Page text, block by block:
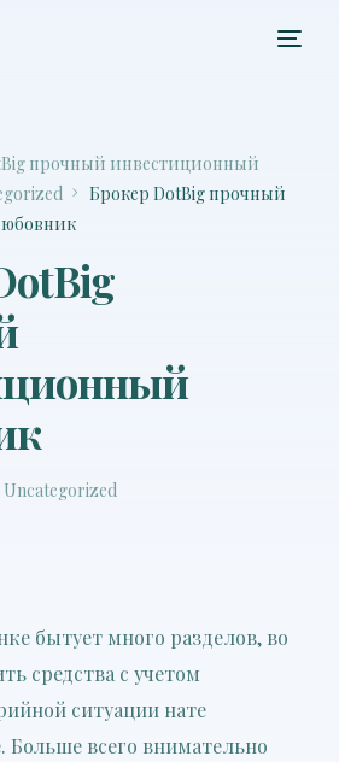
прочный инвестиционный
Брокер DotBig прочный
Uncategorized
бытует много разделов, во
средства с учетом
ситуации нате
всего внимательно